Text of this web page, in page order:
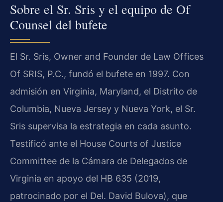
Sobre el Sr. Sris y el equipo de Of
Counsel del bufete
El Sr. Sris, Owner and Founder de Law Offices
Of SRIS, P.C., fundó el bufete en 1997. Con
admisión en Virginia, Maryland, el Distrito de
Columbia, Nueva Jersey y Nueva York, el Sr.
Sris supervisa la estrategia en cada asunto.
Testificó ante el House Courts of Justice
Committee de la Cámara de Delegados de
Virginia en apoyo del HB 635 (2019,
patrocinado por el Del. David Bulova), que